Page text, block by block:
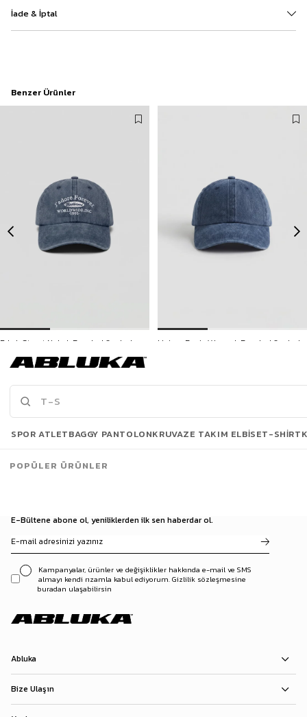
İade & İptal
Benzer Ürünler
499,90 TL
İNDİRİM
Son Bakılanlar
E-Bültene abone ol, yeniliklerden ilk sen haberdar ol.
Kampanyalar, ürünler ve değişiklikler hakkında e-mail ve SMS
almayı kendi rızamla kabul ediyorum. Gizlilik sözleşmesine
buradan ulaşabilirsin
Abluka
Bize Ulaşın
SPOR ATLETBAGGY PANTOLONKRUVAZE TAKIM ELBISET-SHIRT
POPÜLER ÜRÜNLER